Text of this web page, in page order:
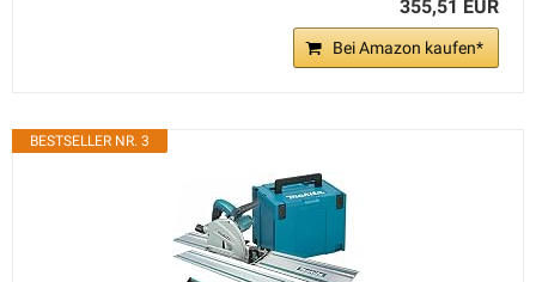
355,51 EUR
Bei Amazon kaufen*
BESTSELLER NR. 3